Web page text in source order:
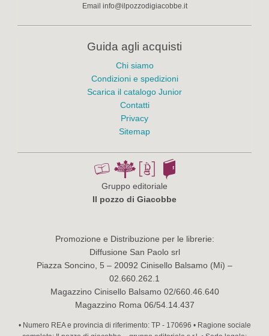
Email info@ilpozzodigiacobbe.it
Guida agli acquisti
Chi siamo
Condizioni e spedizioni
Scarica il catalogo Junior
Contatti
Privacy
Sitemap
Gruppo editoriale
Il pozzo di Giacobbe
Promozione e Distribuzione per le librerie:
Diffusione San Paolo srl
Piazza Soncino, 5 – 20092 Cinisello Balsamo (Mi) –
02.660.262.1
Magazzino Cinisello Balsamo 02/660.46.640
Magazzino Roma 06/54.14.437
• Numero REA e provincia di riferimento: TP - 170696 • Ragione sociale